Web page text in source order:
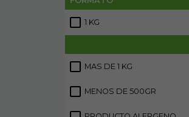
1 KG
MAS DE 1 KG
MENOS DE 500GR